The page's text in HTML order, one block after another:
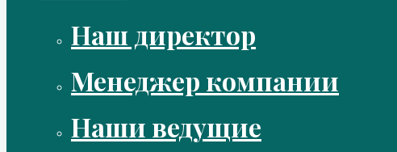
Наш директор
Менеджер компании
Наши ведущие